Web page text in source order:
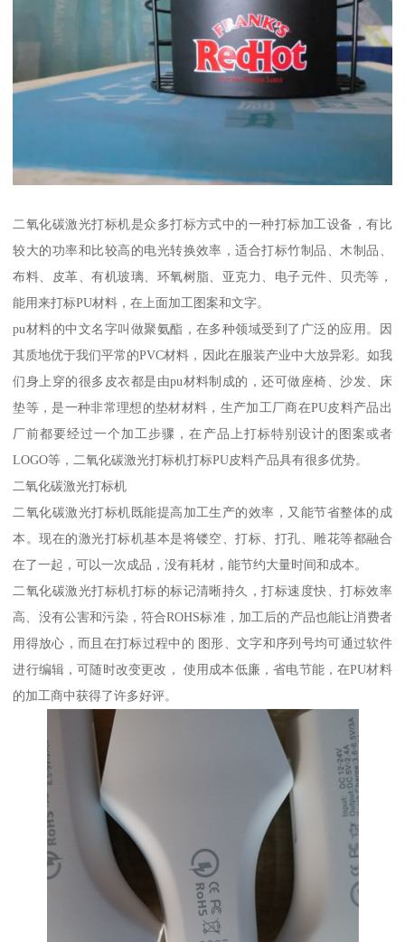
二氧化碳激光打标机是众多打标方式中的一种打标加工设备，有比
较大的功率和比较高的电光转换效率，适合打标竹制品、木制品、
布料、皮革、有机玻璃、环氧树脂、亚克力、电子元件、贝壳等，
能用来打标PU材料，在上面加工图案和文字。
pu材料的中文名字叫做聚氨酯，在多种领域受到了广泛的应用。因
其质地优于我们平常的PVC材料，因此在服装产业中大放异彩。如我
们身上穿的很多皮衣都是由pu材料制成的，还可做座椅、沙发、床
垫等，是一种非常理想的垫材材料，生产加工厂商在PU皮料产品出
厂前都要经过一个加工步骤，在产品上打标特别设计的图案或者
LOGO等，二氧化碳激光打标机打标PU皮料产品具有很多优势。
二氧化碳激光打标机
二氧化碳激光打标机既能提高加工生产的效率，又能节省整体的成
本。现在的激光打标机基本是将镂空、打标、打孔、雕花等都融合
在了一起，可以一次成品，没有耗材，能节约大量时间和成本。
二氧化碳激光打标机打标的标记清晰持久，打标速度快、打标效率
高、没有公害和污染，符合ROHS标准，加工后的产品也能让消费者
用得放心，而且在打标过程中的 图形、文字和序列号均可通过软件
进行编辑，可随时改变更改， 使用成本低廉，省电节能，在PU材料
的加工商中获得了许多好评。